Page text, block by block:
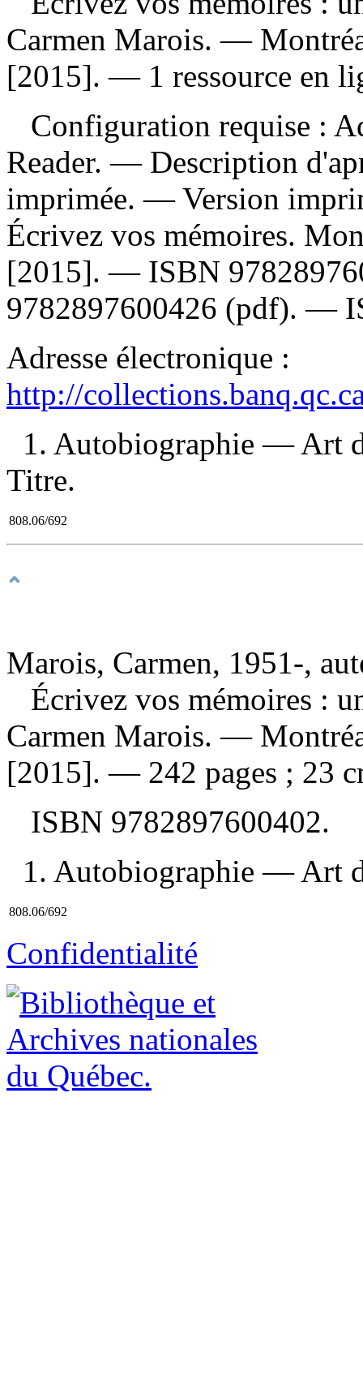
Carmen Marois. —
[2015]. — 1 ressource en
Configuration requise :
Reader. — Description
imprimée. —Version
Écrivez vos mémoires.
[2015]. — ISBN
9782897600426 (pdf). —
Adresse électronique :
http://
1. Autobiographie — Art
Titre.
808.06/692
Marois, Carmen, 1951-,
Écrivez vos mémoires :
Carmen Marois. —
[2015]. — 242 pages ; 23
ISBN 9782897600402.
1. Autobiographie — Art
808.06/692
Confidentialité